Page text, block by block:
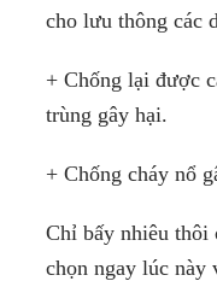
cho lưu thông các
+ Chống lại được
trùng gây hại.
+ Chống cháy nổ
Chỉ bấy nhiêu thôi
chọn ngay lúc này